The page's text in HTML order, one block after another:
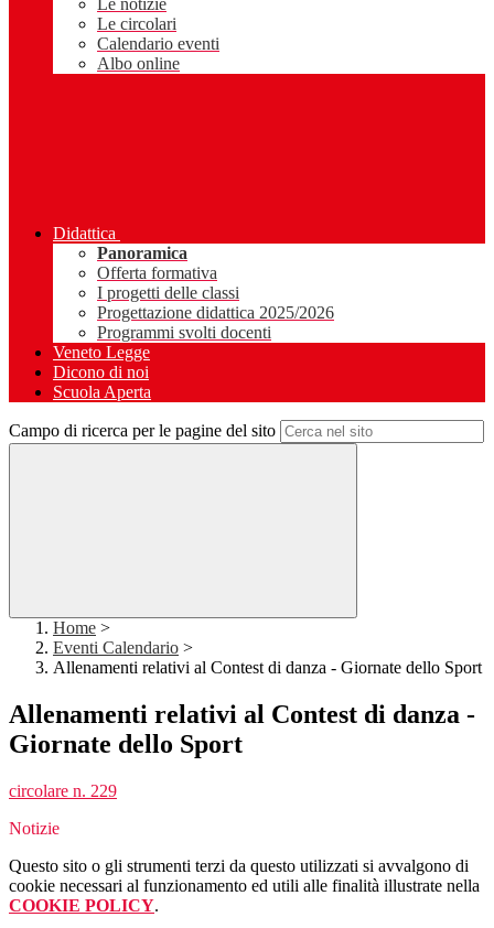
Le notizie
Le circolari
Calendario eventi
Albo online
Didattica
Panoramica
Offerta formativa
I progetti delle classi
Progettazione didattica 2025/2026
Programmi svolti docenti
Veneto Legge
Dicono di noi
Scuola Aperta
Campo di ricerca per le pagine del sito
Home >
Eventi Calendario >
Allenamenti relativi al Contest di danza - Giornate dello Sport
Allenamenti relativi al Contest di danza -
Giornate dello Sport
circolare n. 229
Notizie
Questo sito o gli strumenti terzi da questo utilizzati si avvalgono di
cookie necessari al funzionamento ed utili alle finalità illustrate nella
COOKIE POLICY.